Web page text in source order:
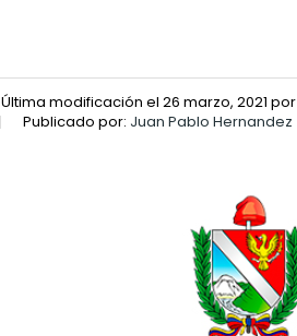
Última modificación el 26 marzo, 2021 por
Publicado por: Juan Pablo Hernandez